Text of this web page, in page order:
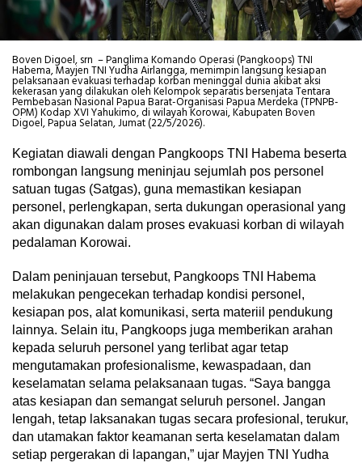
Boven Digoel, srn – Panglima Komando Operasi (Pangkoops) TNI
Habema, Mayjen TNI Yudha Airlangga, memimpin langsung kesiapan
pelaksanaan evakuasi terhadap korban meninggal dunia akibat aksi
kekerasan yang dilakukan oleh Kelompok separatis bersenjata Tentara
Pembebasan Nasional Papua Barat-Organisasi Papua Merdeka (TPNPB-
OPM) Kodap XVI Yahukimo, di wilayah Korowai, Kabupaten Boven
Digoel, Papua Selatan, Jumat (22/5/2026).
Kegiatan diawali dengan Pangkoops TNI Habema beserta
rombongan langsung meninjau sejumlah pos personel
satuan tugas (Satgas), guna memastikan kesiapan
personel, perlengkapan, serta dukungan operasional yang
akan digunakan dalam proses evakuasi korban di wilayah
pedalaman Korowai.
Dalam peninjauan tersebut, Pangkoops TNI Habema
melakukan pengecekan terhadap kondisi personel,
kesiapan pos, alat komunikasi, serta materiil pendukung
lainnya. Selain itu, Pangkoops juga memberikan arahan
kepada seluruh personel yang terlibat agar tetap
mengutamakan profesionalisme, kewaspadaan, dan
keselamatan selama pelaksanaan tugas. “Saya bangga
atas kesiapan dan semangat seluruh personel. Jangan
lengah, tetap laksanakan tugas secara profesional, terukur,
dan utamakan faktor keamanan serta keselamatan dalam
setiap pergerakan di lapangan,” ujar Mayjen TNI Yudha